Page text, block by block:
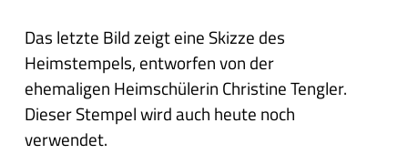
Das letzte Bild zeigt eine Skizze des
Heimstempels, entworfen von der
ehemaligen Heimschülerin Christine Tengler.
Dieser Stempel wird auch heute noch
verwendet.